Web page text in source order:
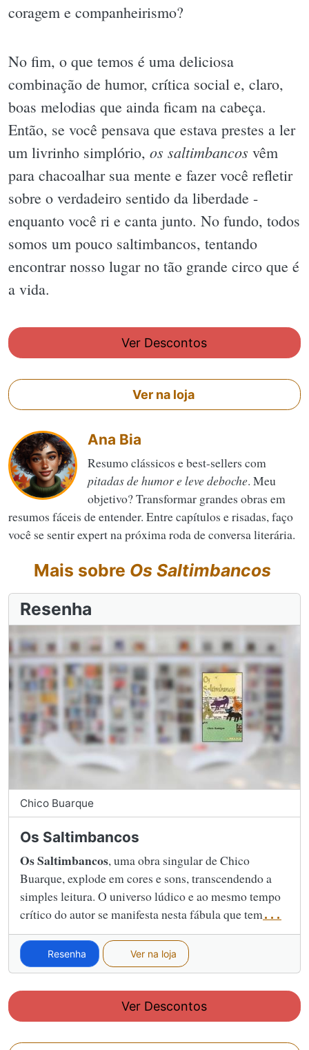
coragem e companheirismo?
No fim, o que temos é uma deliciosa
combinação de humor, crítica social e, claro,
boas melodias que ainda ficam na cabeça.
Então, se você pensava que estava prestes a ler
um livrinho simplório, os saltimbancos vêm
para chacoalhar sua mente e fazer você refletir
sobre o verdadeiro sentido da liberdade -
enquanto você ri e canta junto. No fundo, todos
somos um pouco saltimbancos, tentando
encontrar nosso lugar no tão grande circo que é
a vida.
Ver Descontos
Ver na loja
Ana Bia
Resumo clássicos e best-sellers com
pitadas de humor e leve deboche. Meu
objetivo? Transformar grandes obras em
resumos fáceis de entender. Entre capítulos e risadas, faço
você se sentir expert na próxima roda de conversa literária.
Mais sobre Os Saltimbancos
Resenha
Chico Buarque
Os Saltimbancos
Os Saltimbancos, uma obra singular de Chico
Buarque, explode em cores e sons, transcendendo a
simples leitura. O universo lúdico e ao mesmo tempo
crítico do autor se manifesta nesta fábula que tem...
Resenha Ver na loja
Ver Descontos